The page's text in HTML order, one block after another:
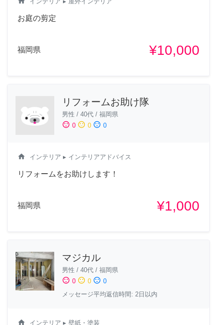
お庭の剪定
福岡県 ¥10,000
リフォームお助け隊
男性 / 40代 / 福岡県
sentiment_satisfied 0 sentiment_neutral 0 sentiment_dissatisfied 0
home インテリア ▸ インテリアアドバイス
リフォームをお助けします！
福岡県 ¥1,000
マジカル
男性 / 40代 / 福岡県
sentiment_satisfied 0 sentiment_neutral 0 sentiment_dissatisfied 0
メッセージ平均返信時間: 2日以内
home インテリア ▸ 壁紙・塗装